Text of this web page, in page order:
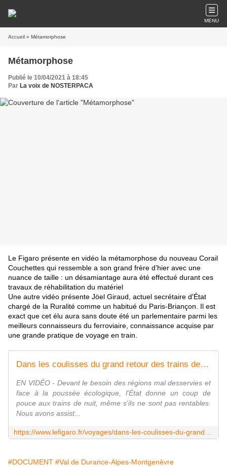
MENU
Accueil » Métamorphose
Métamorphose
Publié le 10/04/2021 à 18:45
Par La voix de NOSTERPACA
Le Figaro présente en vidéo la métamorphose du nouveau Corail
Couchettes qui ressemble a son grand frère d’hier avec une
nuance de taille : un désamiantage aura été effectué durant ces
travaux de réhabilitation du matériel
Une autre vidéo présente Jöel Giraud, actuel secrétaire d'État
chargé de la Ruralité comme un habitué du Paris-Briançon. Il est
exact que cet élu aura sans doute été un parlementaire parmi les
meilleurs connaisseurs du ferroviaire, connaissance acquise par
une grande pratique de voyage en train.
Dans les coulisses du grand retour des trains de nuit
EN VIDÉO - Devant le besoin des régions mal desservies et
face à la poussée écologique, l'État donne un coup de
pouce aux trains de nuit, même s'ils ne sont pas rentables.
Nous avons assist...
#DOCUMENT #Val de Durance-Alpes-Montgenèvre